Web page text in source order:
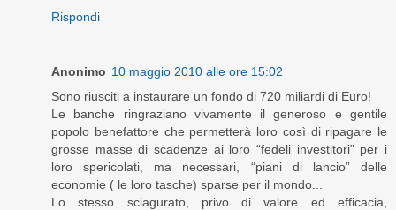
Rispondi
Anonimo 10 maggio 2010 alle ore 15:02
Sono riusciti a instaurare un fondo di 720 miliardi di Euro!
Le banche ringraziano vivamente il generoso e gentile
popolo benefattore che permetterà loro così di ripagare le
grosse masse di scadenze ai loro “fedeli investitori” per i
loro spericolati, ma necessari, “piani di lancio” delle
economie ( le loro tasche) sparse per il mondo...
Lo stesso sciagurato, privo di valore ed efficacia,